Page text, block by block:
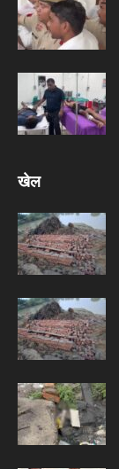
खेल